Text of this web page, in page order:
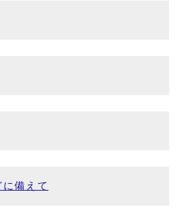
備えて